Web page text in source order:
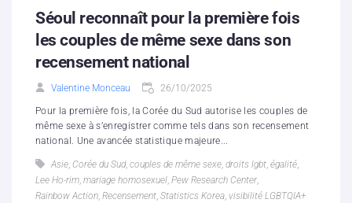
Séoul reconnaît pour la première fois
les couples de même sexe dans son
recensement national
Valentine Monceau 26/10/2025
Pour la première fois, la Corée du Sud autorise les couples de
même sexe à s’enregistrer comme tels dans son recensement
national. Une avancée statistique majeure...
Asie, Corée du Sud, couples de même sexe, droits lgbt, égalité,
Lee Ho-rim, mariage homosexuel, Pew Research Center,
Rainbow Action, Recensement, Statistics Korea, visibilité LGBTQIA+